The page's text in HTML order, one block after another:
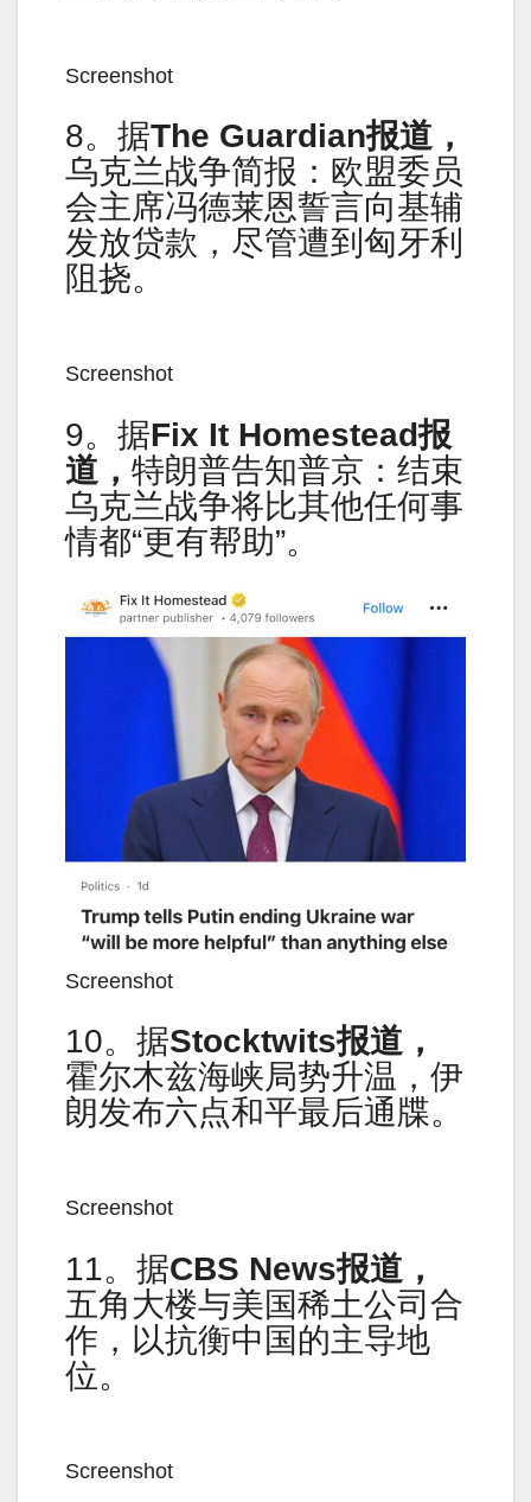
Screenshot
8。据The Guardian报道，
乌克兰战争简报：欧盟委员
会主席冯德莱恩誓言向基辅
发放贷款，尽管遭到匈牙利
阻挠。
Screenshot
9。据Fix It Homestead报
道， 特朗普告知普京：结束
乌克兰战争将比其他任何事
情都“更有帮助”。
Screenshot
10。据Stocktwits报道，
霍尔木兹海峡局势升温，伊
朗发布六点和平最后通牒。
Screenshot
11。据CBS News报道，
五角大楼与美国稀土公司合
作，以抗衡中国的主导地
位。
Screenshot